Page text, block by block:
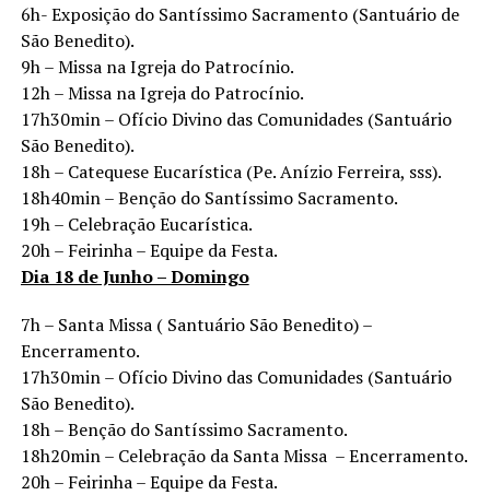
6h- Exposição do Santíssimo Sacramento (Santuário de
São Benedito).
9h – Missa na Igreja do Patrocínio.
12h – Missa na Igreja do Patrocínio.
17h30min – Ofício Divino das Comunidades (Santuário
São Benedito).
18h – Catequese Eucarística (Pe. Anízio Ferreira, sss).
18h40min – Benção do Santíssimo Sacramento.
19h – Celebração Eucarística.
20h – Feirinha – Equipe da Festa.
Dia 18 de Junho – Domingo
7h – Santa Missa ( Santuário São Benedito) –
Encerramento.
17h30min – Ofício Divino das Comunidades (Santuário
São Benedito).
18h – Benção do Santíssimo Sacramento.
18h20min – Celebração da Santa Missa – Encerramento.
20h – Feirinha – Equipe da Festa.